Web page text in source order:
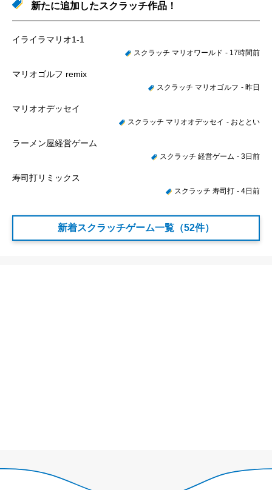
新たに追加したスクラッチ作品！
イライラマリオ1-1
スクラッチ マリオワールド - 17時間前
マリオゴルフ remix
スクラッチ マリオゴルフ - 昨日
マリオオデッセイ
スクラッチ マリオオデッセイ - おととい
ラーメン屋経営ゲーム
スクラッチ 経営ゲーム - 3日前
寿司打リミックス
スクラッチ 寿司打 - 4日前
新着スクラッチゲーム一覧（52件）